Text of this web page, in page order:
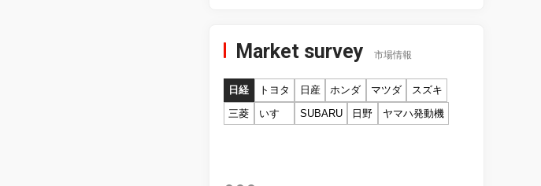
Market survey 市場情報
日経 トヨタ 日産 ホンダ マツダ
スズキ
三菱
いすゞ SUBARU 日野 ヤマハ発動機